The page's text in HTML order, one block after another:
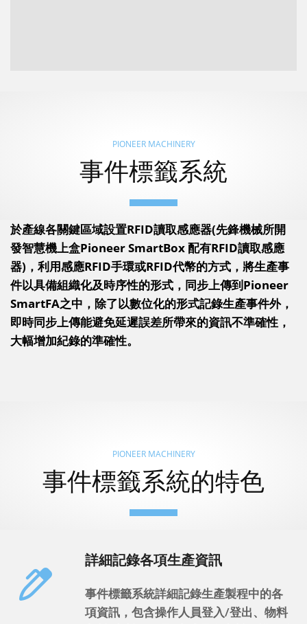
PIONEER MACHINERY
事件標籤系統
於產線各關鍵區域設置RFID讀取感應器(先鋒機械所開
發智慧機上盒Pioneer SmartBox 配有RFID讀取感應
器)，利用感應RFID手環或RFID代幣的方式，將生產事
件以具備組織化及時序性的形式，同步上傳到Pioneer
SmartFA之中，除了以數位化的形式記錄生產事件外，
即時同步上傳能避免延遲誤差所帶來的資訊不準確性，
大幅增加紀錄的準確性。
PIONEER MACHINERY
事件標籤系統的特色
詳細記錄各項生產資訊
事件標籤系統詳細記錄生產製程中的各
項資訊，包含操作人員登入/登出、物料